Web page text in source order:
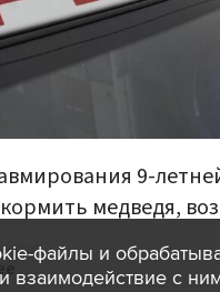
9-
медведя,
файлы и
взаимодействие с